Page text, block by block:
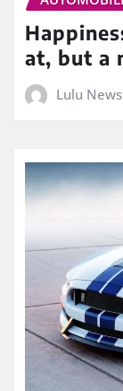
at, but a
Lulu News